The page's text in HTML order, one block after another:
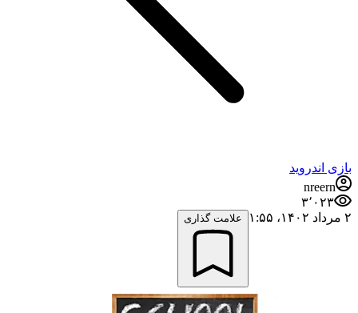
بازی اندروید
nreern
۳٬۰۲۳
۲ مرداد ۱۴۰۲،‏ ۱:۵۵
علامت گذاری